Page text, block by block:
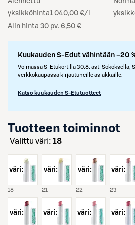
yksikköhinta1 040,00 €/l
Alin hinta 30 pv. 6,50 €
Kuukauden S-Edut vähintään –20
Voimassa S-Etukortilla 30.8. asti Sokoksella,
verkkokaupassa kirjautuneille asiakkaille.
Katso kuukauden S-Etutuotteet
Tuotteen toiminnot
Valittu väri: 18
väri:
18
väri:
21
väri:
22
väri:
23
väri: väri: väri: väri: